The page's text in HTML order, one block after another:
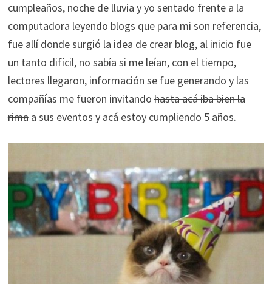
cumpleaños, noche de lluvia y yo sentado frente a la
computadora leyendo blogs que para mi son referencia,
fue allí donde surgió la idea de crear blog, al inicio fue
un tanto difícil, no sabía si me leían, con el tiempo,
lectores llegaron, información se fue generando y las
compañías me fueron invitandohasta acá iba bien la
rimaa sus eventos y acá estoy cumpliendo 5 años.